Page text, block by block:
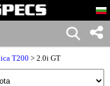
T200 > 2.0i GT